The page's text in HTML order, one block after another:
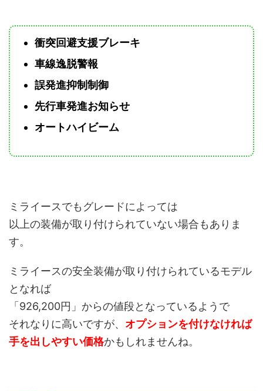
衝突回避支援ブレーキ
車線逸脱警報
誤発進抑制制御
先行車発進お知らせ
オートハイビーム
ミライースでもグレードによっては
以上の装備が取り付けられていない場合もありま
す。
ミライースの安全装備が取り付けられているモデル
となれば
「926,200円」からの値段となっているようで
それなりに高いですが、 オプションを付けなければ
手を出しやすい価格かもしれませんね。